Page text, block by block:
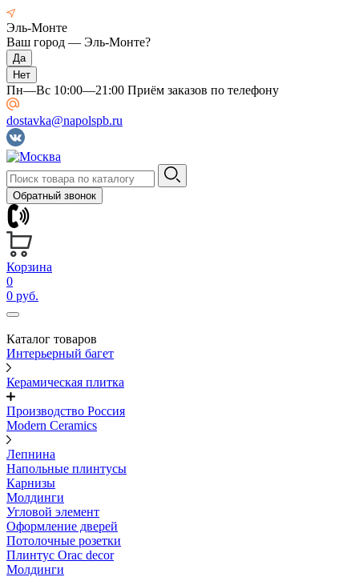
Эль-Монте
Ваш город — Эль-Монте?
Пн—Вс 10:00—21:00 Приём заказов по телефону
dostavka@napolspb.ru
Обратный звонок
Корзина
0
0 руб.
Каталог товаров
Интерьерный багет
Керамическая плитка
Производство Россия
Modern Ceramics
Лепнина
Напольные плинтусы
Карнизы
Молдинги
Угловой элемент
Оформление дверей
Потолочные розетки
Плинтус Orac decor
Молдинги